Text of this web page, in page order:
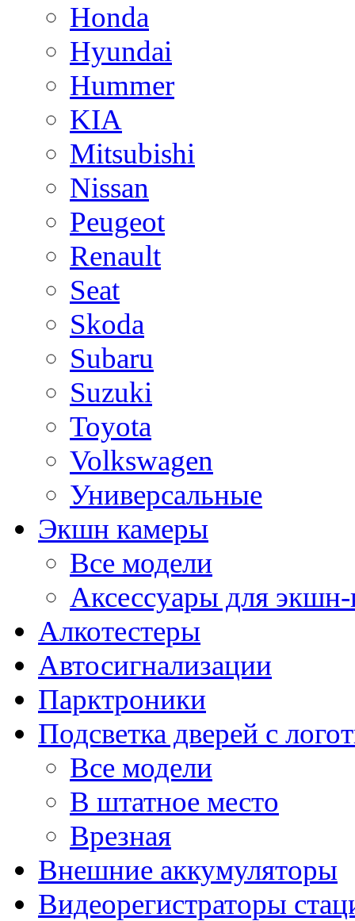
Honda
Hyundai
Hummer
KIA
Mitsubishi
Nissan
Peugeot
Renault
Seat
Skoda
Subaru
Suzuki
Toyota
Volkswagen
Универсальные
Экшн камеры
Все модели
Аксессуары для
Алкотестеры
Автосигнализации
Парктроники
Подсветка дверей с
Все модели
В штатное место
Врезная
Внешние аккумуляторы
Видеорегистраторы